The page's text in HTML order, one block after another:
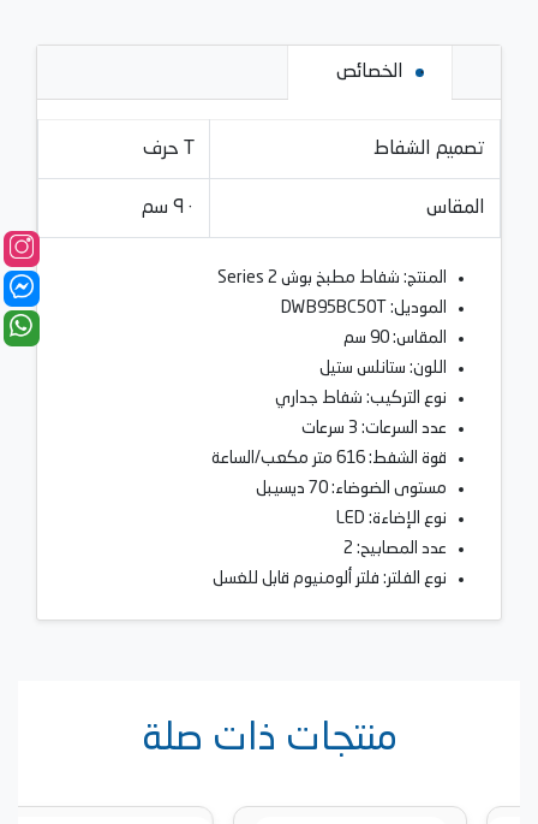
الخصائص
تصميم الشفاط حرف T
المقاس ٩٠ سم
المنتج: شفاط مطبخ بوش Series 2
الموديل: DWB95BC50T
المقاس: 90 سم
اللون: ستانلس ستيل
نوع التركيب: شفاط جداري
عدد السرعات: 3 سرعات
قوة الشفط: 616 متر مكعب/الساعة
مستوى الضوضاء: 70 ديسيبل
نوع الإضاءة: LED
عدد المصابيح: 2
نوع الفلتر: فلتر ألومنيوم قابل للغسل
منتجات ذات صلة